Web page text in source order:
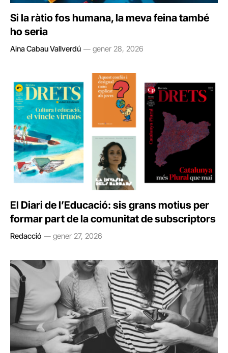
Si la ràtio fos humana, la meva feina també
ho seria
Aina Cabau Vallverdú gener 28, 2026
El Diari de l’Educació: sis grans motius per
formar part de la comunitat de subscriptors
Redacció gener 27, 2026